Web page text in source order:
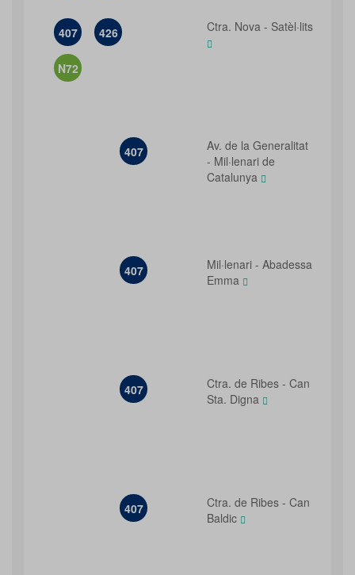
407 426
N72
Ctra. Nova - Satèl·lits
407
Av. de la Generalitat
- Mil·lenari de
Catalunya
407
Mil·lenari - Abadessa
Emma
407
Ctra. de Ribes - Can
Sta. Digna
407
Ctra. de Ribes - Can
Baldic